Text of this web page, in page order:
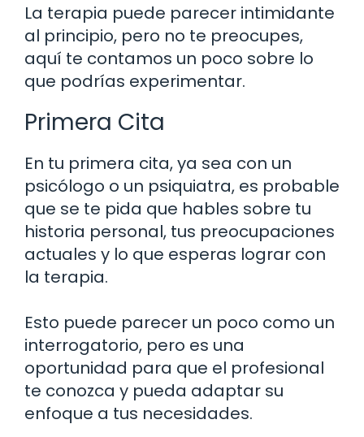
La terapia puede parecer intimidante
al principio, pero no te preocupes,
aquí te contamos un poco sobre lo
que podrías experimentar.
Primera Cita
En tu primera cita, ya sea con un
psicólogo o un psiquiatra, es probable
que se te pida que hables sobre tu
historia personal, tus preocupaciones
actuales y lo que esperas lograr con
la terapia.
Esto puede parecer un poco como un
interrogatorio, pero es una
oportunidad para que el profesional
te conozca y pueda adaptar su
enfoque a tus necesidades.